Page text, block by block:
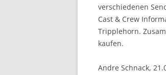
verschiedenen
Cast & Crew
Tripplehorn.
kaufen.
Andre Schnack,